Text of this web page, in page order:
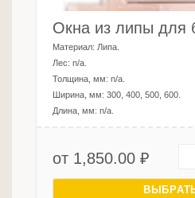
Окна из липы для
Материал: Липа.
Лес: n/a.
Толщина, мм: n/a.
Ширина, мм: 300, 400, 500, 600.
Длина, мм: n/a.
от 1,850.00 ₽